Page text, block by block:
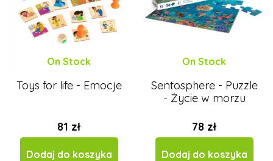
On Stock
Toys for life - Emocje
81 zł
Dodaj do koszyka
On Stock
Sentosphere - Puzzle
- Życie w morzu
78 zł
Dodaj do koszyka